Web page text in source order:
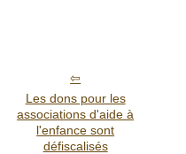
Les dons pour les
associations d'aide à
l'enfance sont
défiscalisés